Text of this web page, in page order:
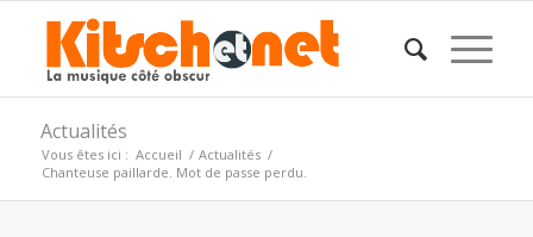
Actualités
Vous êtes ici : Accueil / Actualités /
Chanteuse paillarde. Mot de passe perdu.